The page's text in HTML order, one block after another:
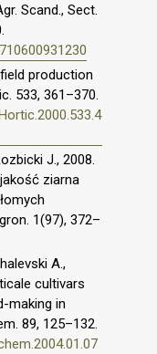
Scand., Sect.
production
533, 361–370.
J., 2008.
ziarna
1(97), 372–
A.,
cultivars
making in
89, 125–132.